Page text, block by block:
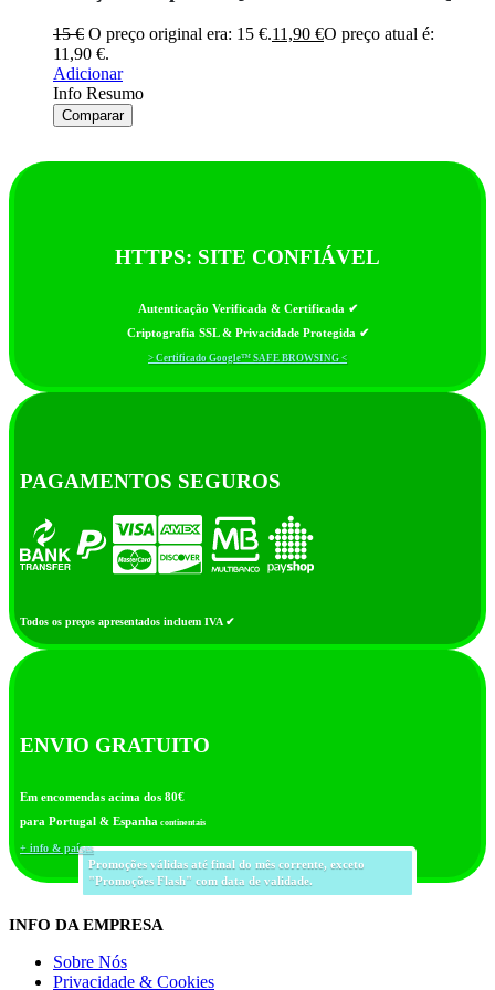
15€ O preço original era: 15 €.11,90 €O preço atual é:
11,90 €.
Adicionar
Info Resumo
Comparar
HTTPS: SITE CONFIÁVEL
Autenticação Verificada & Certificada ✔
Criptografia SSL & Privacidade Protegida ✔
> Certificado Google™ SAFE BROWSING <
PAGAMENTOS SEGUROS
Todos os preços apresentados incluem IVA ✔
ENVIO GRATUITO
Em encomendas acima dos 80€
para Portugal & Espanha continentais
+ info & países
Promoções válidas até final do mês corrente, exceto
"Promoções Flash" com data de validade.
INFO DA EMPRESA
Sobre Nós
Privacidade & Cookies